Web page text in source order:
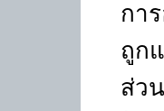
กา
ถูก
ส่ว